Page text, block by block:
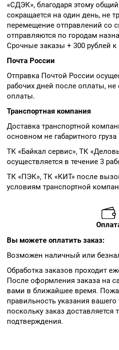
«СДЭК», благодаря этому
сокращается на один день, не
перемещение отправлений со
отправляются по городам
Срочные заказы + 300 рублей к
Почта России
Отправка Почтой России
рабочих дней после оплаты, не
оплаты.
Транспортная компания
Доставка транспортной
основном не габаритного
ТК «Байкал сервис», ТК
осуществляется в течение 3
ТК «ПЭК», ТК «КИТ» после
условиям транспортной
Вы можете оплатить заказ:
Возможен наличный или
Обработка заказов проходит
После оформления заказа на
вами в ближайшее время.
правильность указания
поскольку заказ доставляется
подтверждения.